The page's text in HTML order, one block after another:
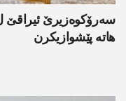
سەرۆکوەزیرێ ئیراقێ
ھاتە پێشوازیکرن